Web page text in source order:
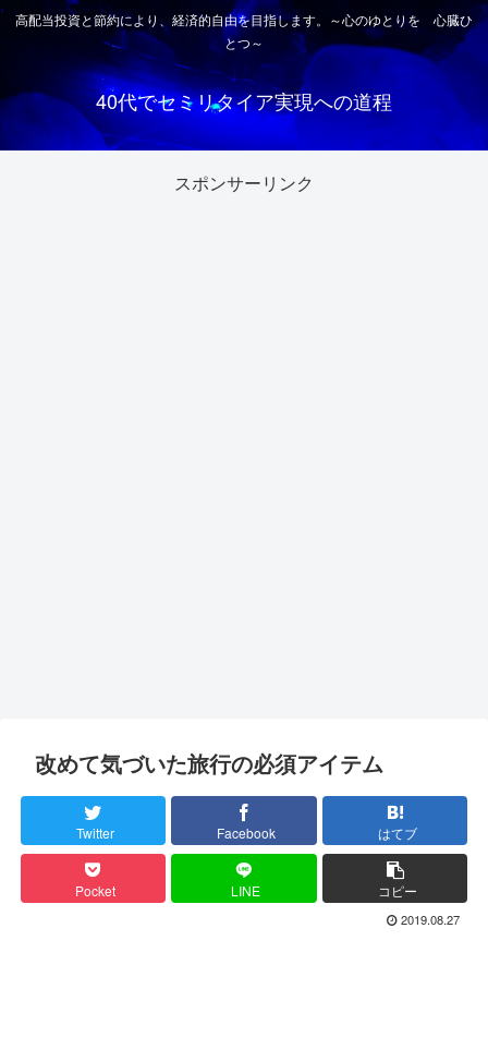
高配当投資と節約により、経済的自由を目指します。～心のゆとりを 心臓ひ
とつ～
40代でセミリタイア実現への道程
スポンサーリンク
改めて気づいた旅行の必須アイテム
Twitter Facebook はてブ
Pocket LINE コピー
2019.08.27